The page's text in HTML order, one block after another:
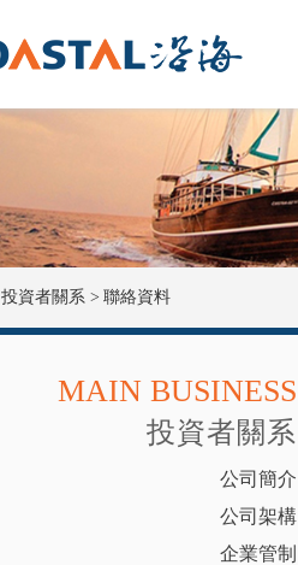
投資者關系 > 聯絡資料
MAIN BUSINESS
投資者關系
公司簡介
公司架構
企業管制